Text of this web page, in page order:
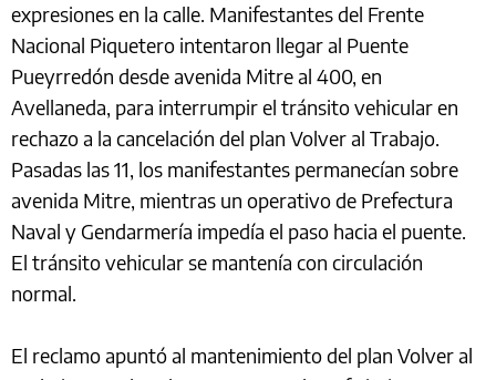
expresiones en la calle. Manifestantes del Frente
Nacional Piquetero intentaron llegar al Puente
Pueyrredón desde avenida Mitre al 400, en
Avellaneda, para interrumpir el tránsito vehicular en
rechazo a la cancelación del plan Volver al Trabajo.
Pasadas las 11, los manifestantes permanecían sobre
avenida Mitre, mientras un operativo de Prefectura
Naval y Gendarmería impedía el paso hacia el puente.
El tránsito vehicular se mantenía con circulación
normal.
El reclamo apuntó al mantenimiento del plan Volver al